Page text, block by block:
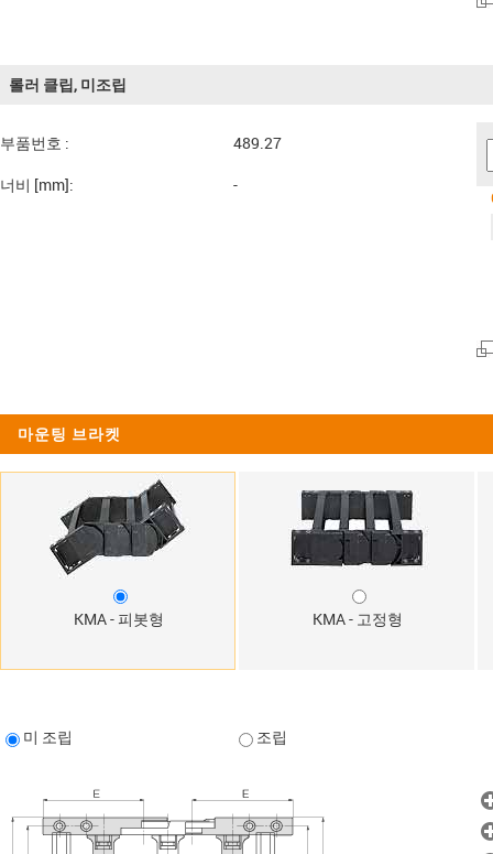
롤러 클립, 미조립
부품번호 :
489.27
너비 [mm]:
-
마운팅 브라켓
KMA - 피봇형 KMA - 고정형
미 조립 조립